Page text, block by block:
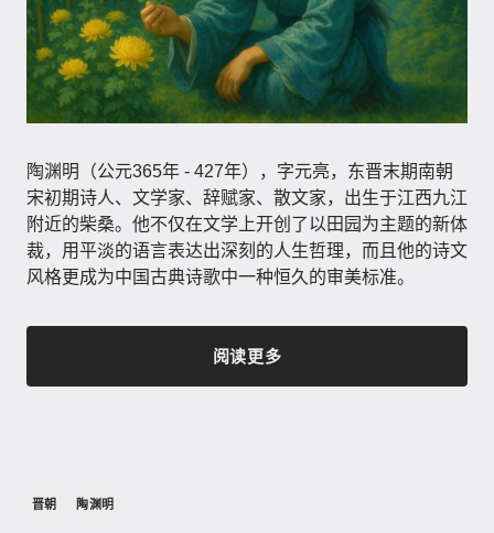
陶渊明（公元365年 - 427年）​，字元亮，东晋末期南朝
宋初期诗人、文学家、辞赋家、散文家，出生于江西九江
附近的柴桑。他不仅在文学上开创了以田园为主题的新体
裁，用平淡的语言表达出深刻的人生哲理，而且他的诗文
风格更成为中国古典诗歌中一种恒久的审美标准。
阅读更多
晋朝 陶渊明